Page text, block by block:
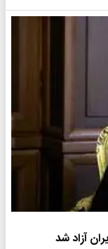
آزاد شد